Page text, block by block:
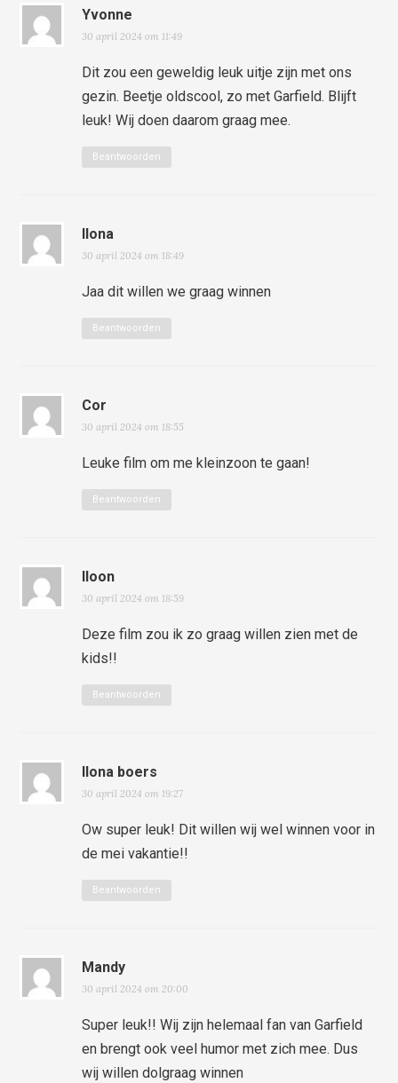
Yvonne
30 april 2024 om 11:49
Dit zou een geweldig leuk uitje zijn met ons
gezin. Beetje oldscool, zo met Garfield. Blijft
leuk! Wij doen daarom graag mee.
Beantwoorden
Ilona
30 april 2024 om 18:49
Jaa dit willen we graag winnen
Beantwoorden
Cor
30 april 2024 om 18:55
Leuke film om me kleinzoon te gaan!
Beantwoorden
Iloon
30 april 2024 om 18:59
Deze film zou ik zo graag willen zien met de
kids!!
Beantwoorden
Ilona boers
30 april 2024 om 19:27
Ow super leuk! Dit willen wij wel winnen voor in
de mei vakantie!!
Beantwoorden
Mandy
30 april 2024 om 20:00
Super leuk!! Wij zijn helemaal fan van Garfield
en brengt ook veel humor met zich mee. Dus
wij willen dolgraag winnen